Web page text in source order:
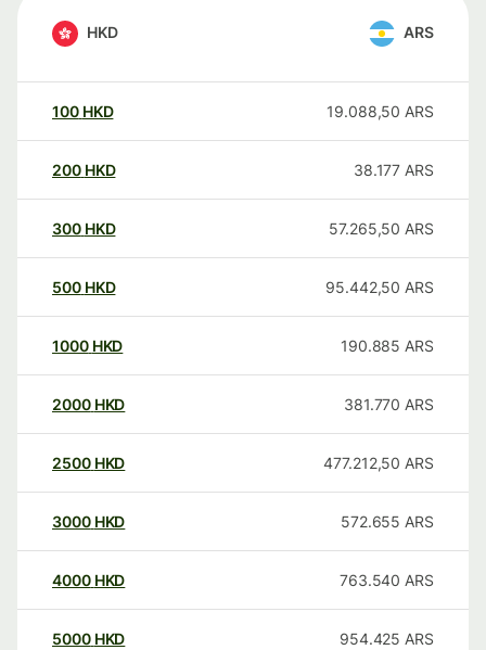
HKD ARS
100 HKD 19.088,50 ARS
200 HKD 38.177 ARS
300 HKD 57.265,50 ARS
500 HKD 95.442,50 ARS
1000 HKD 190.885 ARS
2000 HKD 381.770 ARS
2500 HKD 477.212,50 ARS
3000 HKD 572.655 ARS
4000 HKD 763.540 ARS
5000 HKD 954.425 ARS